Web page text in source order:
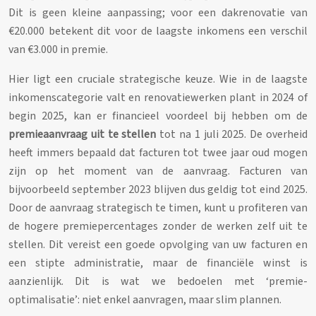
Dit is geen kleine aanpassing; voor een dakrenovatie van
€20.000 betekent dit voor de laagste inkomens een verschil
van €3.000 in premie.
Hier ligt een cruciale strategische keuze. Wie in de laagste
inkomenscategorie valt en renovatiewerken plant in 2024 of
begin 2025, kan er financieel voordeel bij hebben om de
premieaanvraag uit te stellen tot na 1 juli 2025. De overheid
heeft immers bepaald dat facturen tot twee jaar oud mogen
zijn op het moment van de aanvraag. Facturen van
bijvoorbeeld september 2023 blijven dus geldig tot eind 2025.
Door de aanvraag strategisch te timen, kunt u profiteren van
de hogere premiepercentages zonder de werken zelf uit te
stellen. Dit vereist een goede opvolging van uw facturen en
een stipte administratie, maar de financiële winst is
aanzienlijk. Dit is wat we bedoelen met ‘premie-
optimalisatie’: niet enkel aanvragen, maar slim plannen.